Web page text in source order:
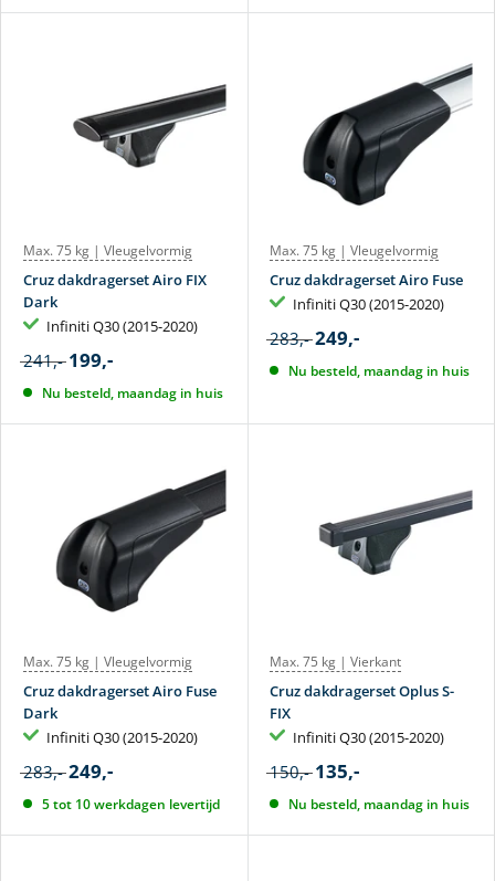
Max. 75 kg | Vleugelvormig
Cruz dakdragerset Airo FIX
Dark
Infiniti Q30 (2015-2020)
241,- 199,-
Nu besteld, maandag in huis
Max. 75 kg | Vleugelvormig
Cruz dakdragerset Airo Fuse
Infiniti Q30 (2015-2020)
283,- 249,-
Nu besteld, maandag in huis
Max. 75 kg | Vleugelvormig
Cruz dakdragerset Airo Fuse
Dark
Infiniti Q30 (2015-2020)
283,- 249,-
5 tot 10 werkdagen levertijd
Max. 75 kg | Vierkant
Cruz dakdragerset Oplus S-
FIX
Infiniti Q30 (2015-2020)
150,- 135,-
Nu besteld, maandag in huis